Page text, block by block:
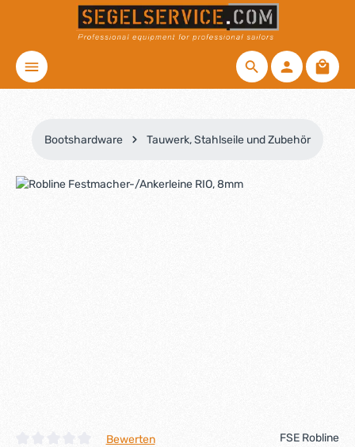
Zum Hauptinhalt springen
Bootshardware Tauwerk, Stahlseile und Zubehör
Bildergalerie überspringen
Bewerten FSE Robline